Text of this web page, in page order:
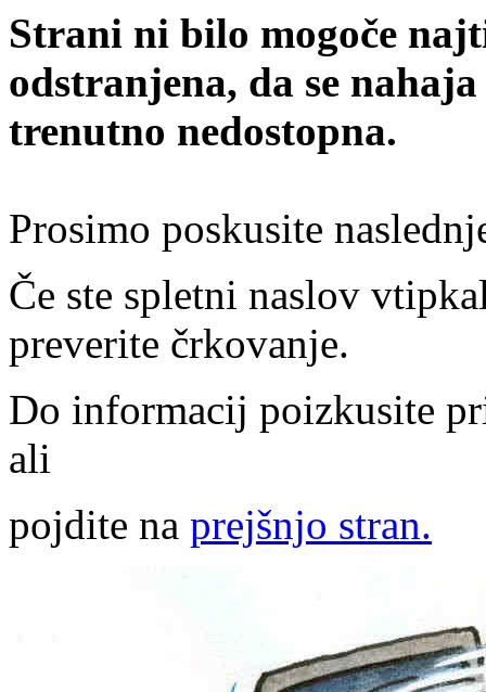
Strani ni bilo mogoče
odstranjena, da se
trenutno nedostopna.
Prosimo poskusite
Če ste spletni naslov
preverite črkovanje.
Do informacij poizkusite
ali
pojdite na prejšnjo stran.